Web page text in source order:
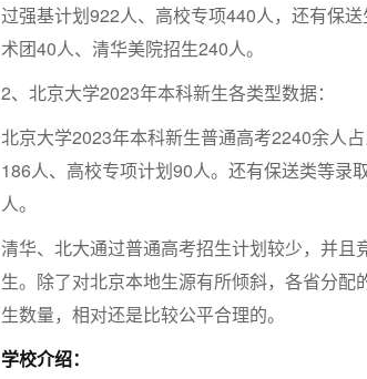
过强基计划922人、高校专项440人，还有保
术团40人、清华美院招生240人。
2、北京大学2023年本科新生各类型数据：
北京大学2023年本科新生普通高考2240余人
186人、高校专项计划90人。还有保送类等录
人。
清华、北大通过普通高考招生计划较少，并
生。除了对北京本地生源有所倾斜，各省分
生数量，相对还是比较公平合理的。
学校介绍：